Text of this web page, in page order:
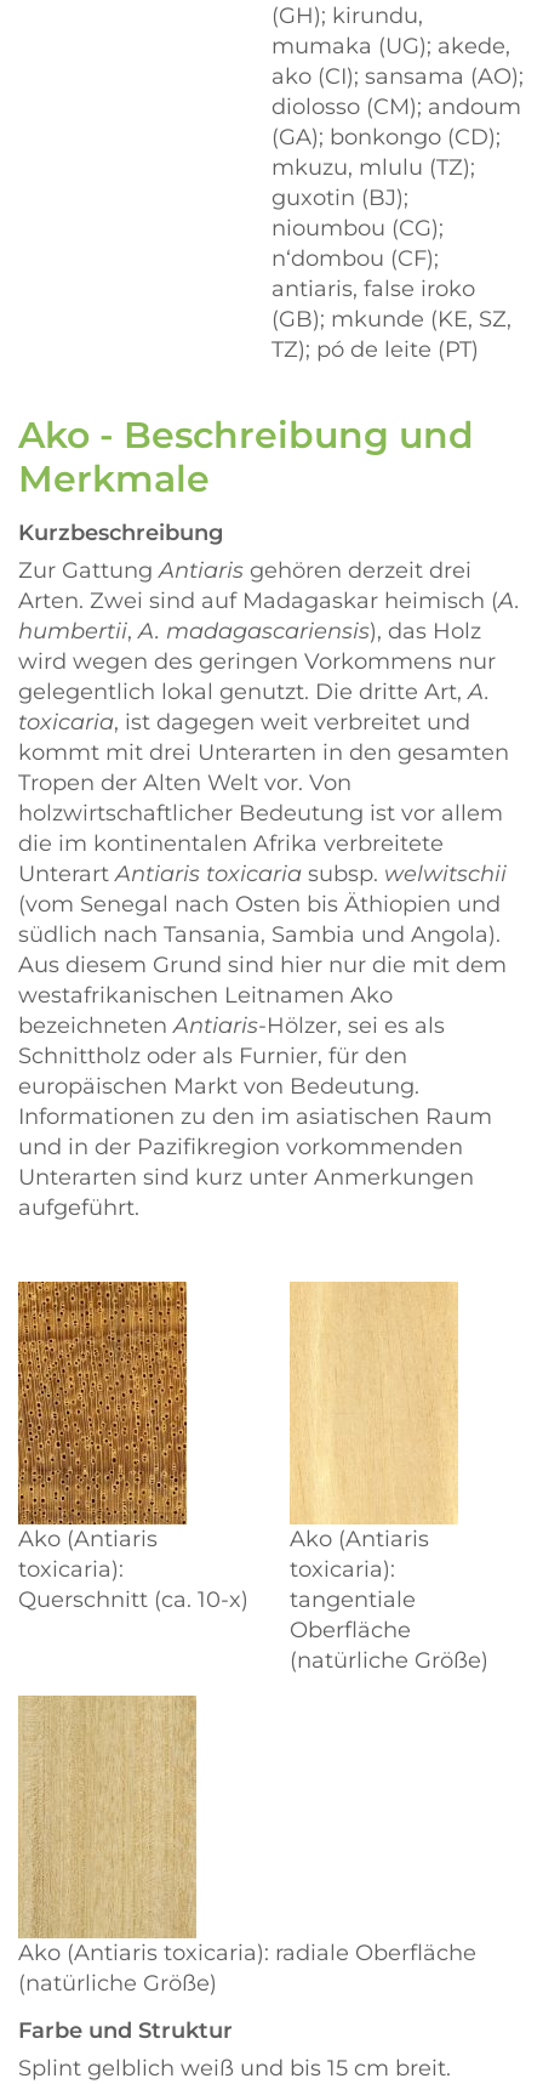
(GH); kirundu,
mumaka (UG); akede,
ako (CI); sansama (AO);
diolosso (CM); andoum
(GA); bonkongo (CD);
mkuzu, mlulu (TZ);
guxotin (BJ);
nioumbou (CG);
n‘dombou (CF);
antiaris, false iroko
(GB); mkunde (KE, SZ,
TZ); pó de leite (PT)
Ako - Beschreibung und
Merkmale
Kurzbeschreibung
Zur GattungAntiaris gehören derzeit drei
Arten. Zwei sind auf Madagaskar heimisch (A.
humbertii,A. madagascariensis), das Holz
wird wegen des geringen Vorkommens nur
gelegentlich lokal genutzt. Die dritte Art, A.
toxicaria, ist dagegen weit verbreitet und
kommt mit drei Unterarten in den gesamten
Tropen der Alten Welt vor. Von
holzwirtschaftlicher Bedeutung ist vor allem
die im kontinentalen Afrika verbreitete
UnterartAntiaris toxicaria subsp. welwitschii
(vom Senegal nach Osten bis Äthiopien und
südlich nach Tansania, Sambia und Angola).
Aus diesem Grund sind hier nur die mit dem
westafrikanischen Leitnamen Ako
bezeichnetenAntiaris-Hölzer, sei es als
Schnittholz oder als Furnier, für den
europäischen Markt von Bedeutung.
Informationen zu den im asiatischen Raum
und in der Pazifikregion vorkommenden
Unterarten sind kurz unter Anmerkungen
aufgeführt.
Ako (Antiaris
toxicaria):
Querschnitt (ca. 10-x)
Ako (Antiaris
toxicaria):
tangentiale
Oberfläche
(natürliche Größe)
Ako (Antiaris toxicaria): radiale Oberfläche
(natürliche Größe)
Farbe und Struktur
Splint gelblich weiß und bis 15 cm breit.